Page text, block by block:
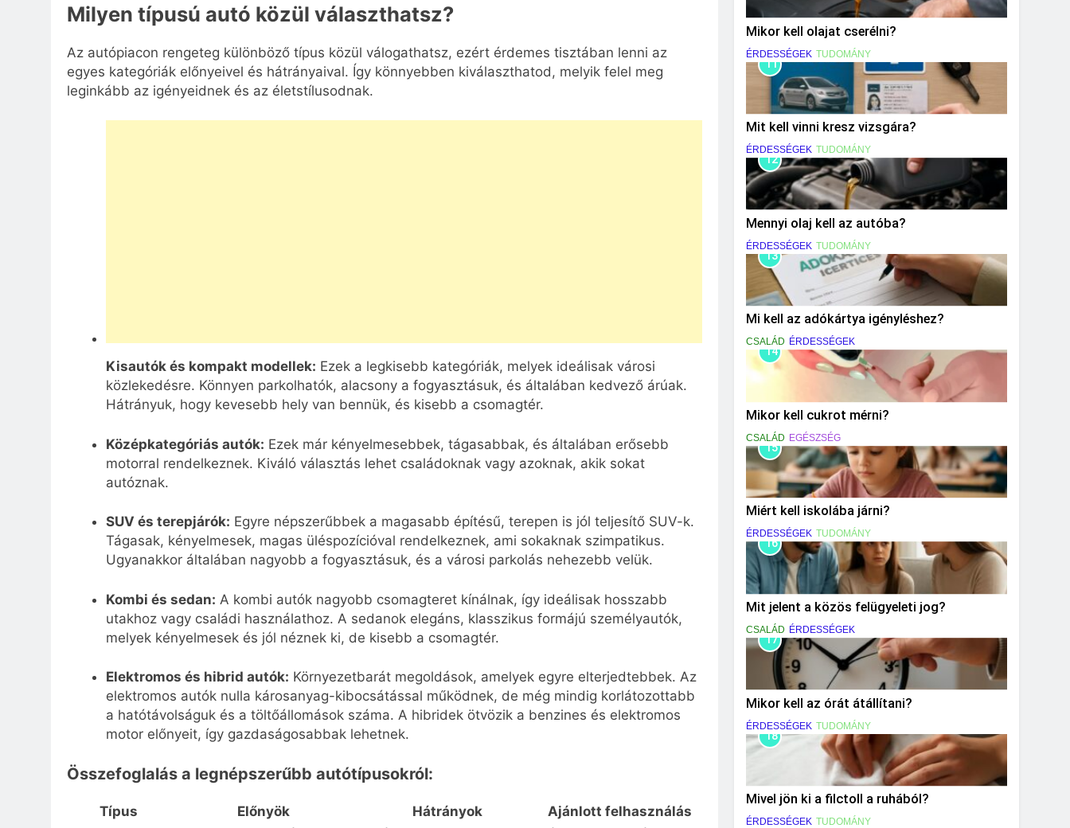
Milyen típusú autó közül választhatsz?
Az autópiacon rengeteg különböző típus közül válogathatsz, ezért érdemes tisztában lenni az
egyes kategóriák előnyeivel és hátrányaival. Így könnyebben kiválaszthatod, melyik felel meg
leginkább az igényeidnek és az életstílusodnak.
Kisautók és kompakt modellek: Ezek a legkisebb kategóriák, melyek ideálisak városi
közlekedésre. Könnyen parkolhatók, alacsony a fogyasztásuk, és általában kedvező árúak.
Hátrányuk, hogy kevesebb hely van bennük, és kisebb a csomagtér.
Középkategóriás autók: Ezek már kényelmesebbek, tágasabbak, és általában erősebb
motorral rendelkeznek. Kiváló választás lehet családoknak vagy azoknak, akik sokat
autóznak.
SUV és terepjárók: Egyre népszerűbbek a magasabb építésű, terepen is jól teljesítő SUV-k.
Tágasak, kényelmesek, magas üléspozícióval rendelkeznek, ami sokaknak szimpatikus.
Ugyanakkor általában nagyobb a fogyasztásuk, és a városi parkolás nehezebb velük.
Kombi és sedan: A kombi autók nagyobb csomagteret kínálnak, így ideálisak hosszabb
utakhoz vagy családi használathoz. A sedanok elegáns, klasszikus formájú személyautók,
melyek kényelmesek és jól néznek ki, de kisebb a csomagtér.
Elektromos és hibrid autók: Környezetbarát megoldások, amelyek egyre elterjedtebbek. Az
elektromos autók nulla károsanyag-kibocsátással működnek, de még mindig korlátozottabb
a hatótávolságuk és a töltőállomások száma. A hibridek ötvözik a benzines és elektromos
motor előnyeit, így gazdaságosabbak lehetnek.
Összefoglalás a legnépszerűbb autótípusokról:
Típus Előnyök Hátrányok
Ajánlott felhasználás
Mikor kell olajat cserélni?
ÉRDESSÉGEK TUDOMÁNY
11
Mit kell vinni kresz vizsgára?
ÉRDESSÉGEK TUDOMÁNY
12
Mennyi olaj kell az autóba?
ÉRDESSÉGEK TUDOMÁNY
13
Mi kell az adókártya igényléshez?
CSALÁD ÉRDESSÉGEK
14
Mikor kell cukrot mérni?
CSALÁD EGÉSZSÉG
15
Miért kell iskolába járni?
ÉRDESSÉGEK TUDOMÁNY
16
Mit jelent a közös felügyeleti jog?
CSALÁD ÉRDESSÉGEK
17
Mikor kell az órát átállítani?
ÉRDESSÉGEK TUDOMÁNY
18
Mivel jön ki a filctoll a ruhából?
ÉRDESSÉGEK TUDOMÁNY